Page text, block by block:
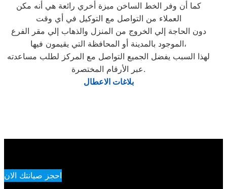
كما أن وفر الخط الساخن ميزة أخري رائعة هي أنه مكن
العملاء من التواصل مع التوكيل في أي وقت
دون الحاجة إلي الخروج من المنزل والذهاب إلي مقر الفرع
الموجود بالمدينة أو المحافظة التي يقيمون فيها،
لهذا السبب يفضل الجميع التواصل مع المركز لطلب مساعدته
عبر الأرقام المختصرة.
بلاغات الاعطال
احجز صيانتك الان